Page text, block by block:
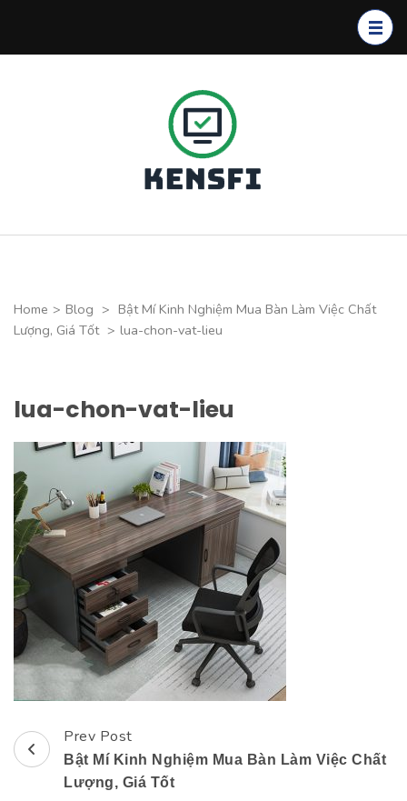
Home > Blog > Bật Mí Kinh Nghiệm Mua Bàn Làm Việc Chất
Lượng, Giá Tốt > lua-chon-vat-lieu
lua-chon-vat-lieu
Post
Navigation
Prev Post
Bật Mí Kinh Nghiệm Mua Bàn Làm Việc Chất
Lượng, Giá Tốt